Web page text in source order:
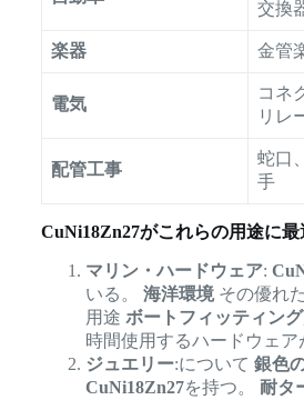
交換
楽器 金管
電気
コネ
リレ
配管工事
蛇口
手
CuNi18Zn27がこれらの用途に最
マリン・ハードウェア:
いる。 海洋環境その優れた
用途 ボートフィッティング
時間使用するハードウェア
ジュエリー:について 銀色
CuNi18Zn27を持つ。 耐タ